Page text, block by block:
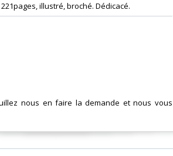
illustré, broché. Dédicacé.
nous en faire la demande et nous vous